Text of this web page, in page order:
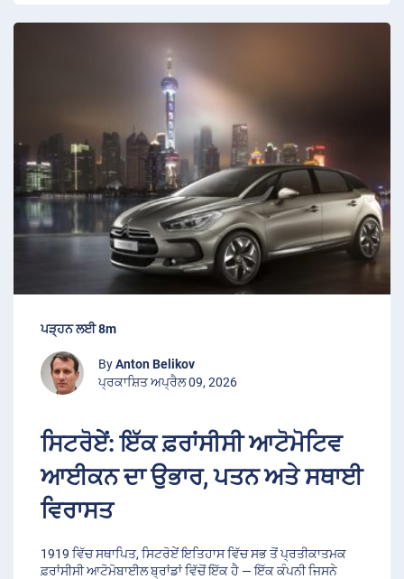
ਪੜ੍ਹਨ ਲਈ 8m
ByAnton Belikov
ਪ੍ਰਕਾਸ਼ਿਤ ਅਪ੍ਰੈਲ 09, 2026
ਸਿਟਰੋਏਂ: ਇੱਕ ਫ਼ਰਾਂਸੀਸੀ ਆਟੋਮੋਟਿਵ
ਆਈਕਨ ਦਾ ਉਭਾਰ, ਪਤਨ ਅਤੇ ਸਥਾਈ
ਵਿਰਾਸਤ
1919 ਵਿੱਚ ਸਥਾਪਿਤ, ਸਿਟਰੋਏਂ ਇਤਿਹਾਸ ਵਿੱਚ ਸਭ ਤੋਂ ਪ੍ਰਤੀਕਾਤਮਕ
ਫ਼ਰਾਂਸੀਸੀ ਆਟੋਮੋਬਾਈਲ ਬ੍ਰਾਂਡਾਂ ਵਿੱਚੋਂ ਇੱਕ ਹੈ — ਇੱਕ ਕੰਪਨੀ ਜਿਸਨੇ